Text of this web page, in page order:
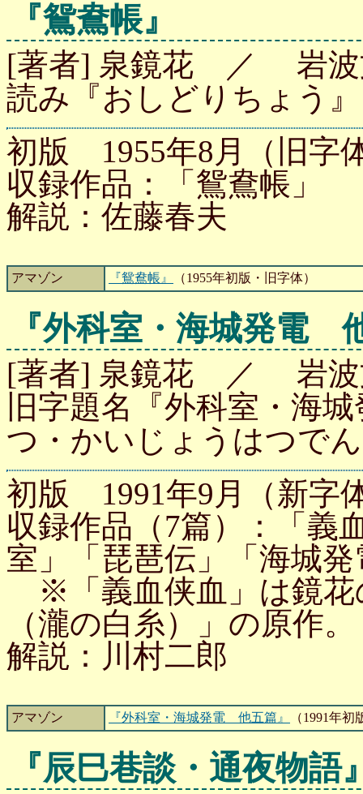
『鴛鴦帳』
[著者] 泉鏡花 ／ 岩波
読み『おしどりちょう』
初版 1955年8月（旧字
収録作品：「鴛鴦帳」
解説：佐藤春夫
アマゾン 『鴛鴦帳』 （1955年初版・旧字体）
『外科室・海城発電
[著者] 泉鏡花 ／ 岩波
旧字題名『外科室・海
つ・かいじょうはつで
初版 1991年9月（新字
収録作品（7篇）：「義
室」「琵琶伝」「海城
※「義血侠血」は鏡花
（瀧の白糸）」の原作。
解説：川村二郎
アマゾン 『外科室・海城発電 他五篇』 （1991年
『辰巳巷談・通夜物語